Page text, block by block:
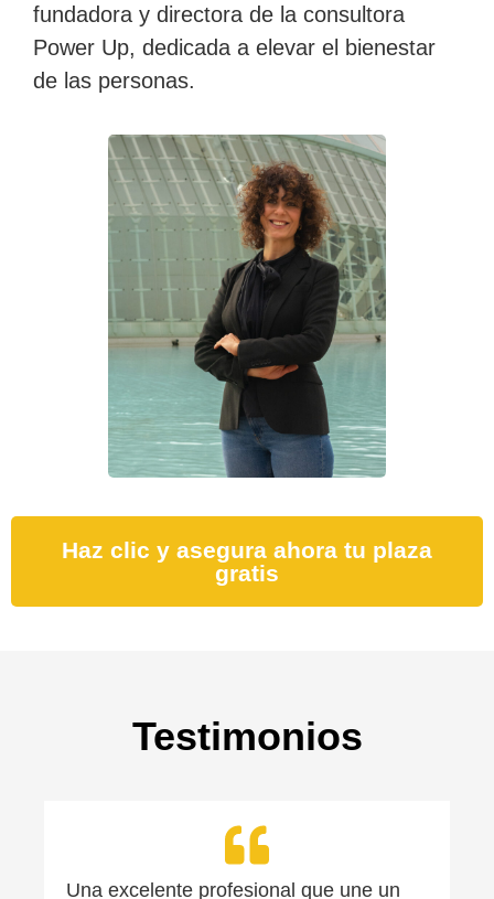
fundadora y directora de la consultora
Power Up, dedicada a elevar el bienestar
de las personas.
Haz clic y asegura ahora tu plaza
gratis
Testimonios
Una excelente profesional que une un